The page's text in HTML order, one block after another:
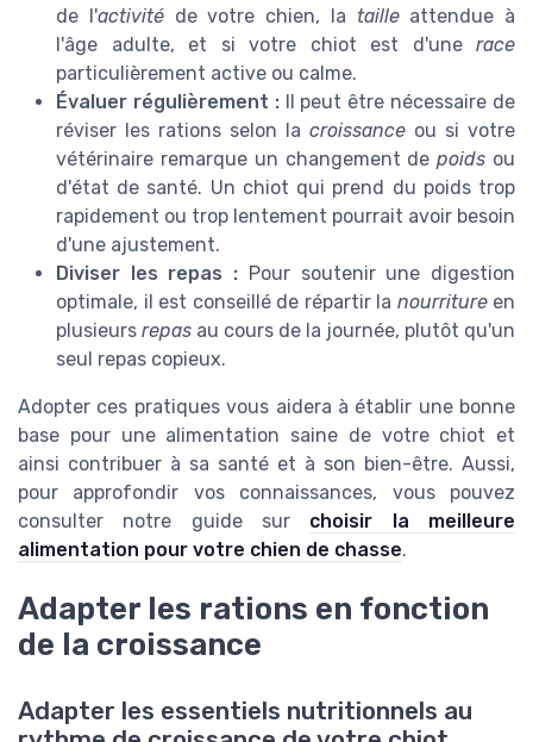
de l'activitéde votre chien, la tailleattendue à
l'âge adulte, et si votre chiot est d'une race
particulièrement active ou calme.
Évaluer régulièrement :Il peut être nécessaire de
réviser les rations selon la croissance ou si votre
vétérinaire remarque un changement depoids ou
d'état de santé. Un chiot qui prend du poids trop
rapidement ou trop lentement pourrait avoir besoin
d'une ajustement.
Diviser les repas : Pour soutenir une digestion
optimale, il est conseillé de répartir la nourritureen
plusieurs repas au cours de la journée, plutôt qu'un
seul repas copieux.
Adopter ces pratiques vous aidera à établir une bonne
base pour une alimentation saine de votre chiot et
ainsi contribuer à sa santé et à son bien-être. Aussi,
pour approfondir vos connaissances, vous pouvez
consulter notre guide sur choisir la meilleure
alimentation pour votre chien de chasse.
Adapter les rations en fonction
de la croissance
Adapter les essentiels nutritionnels au